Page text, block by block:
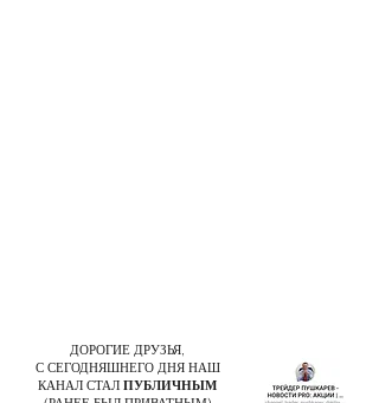
ДОРОГИЕ ДРУЗЬЯ,
С СЕГОДНЯШНЕГО ДНЯ НАШ
КАНАЛ СТАЛ ПУБЛИЧНЫМ